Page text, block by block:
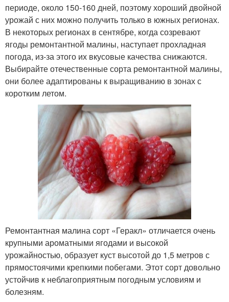
периоде, около 150-160 дней, поэтому хороший двойной
урожай с них можно получить только в южных регионах.
В некоторых регионах в сентябре, когда созревают
ягоды ремонтантной малины, наступает прохладная
погода, из-за этого их вкусовые качества снижаются.
Выбирайте отечественные сорта ремонтантной малины,
они более адаптированы к выращиванию в зонах с
коротким летом.
Ремонтантная малина сорт «Геракл» отличается очень
крупными ароматными ягодами и высокой
урожайностью, образует куст высотой до 1,5 метров с
прямостоячими крепкими побегами. Этот сорт довольно
устойчив к неблагоприятным погодным условиям и
болезням.